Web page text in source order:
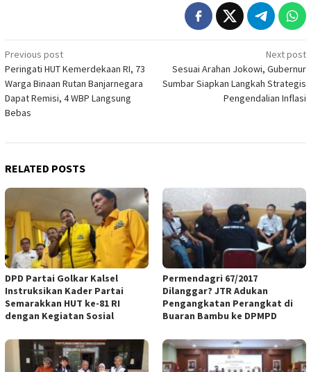
Post
navigation
Previous post
Peringati HUT Kemerdekaan RI, 73
Warga Binaan Rutan Banjarnegara
Dapat Remisi, 4 WBP Langsung
Bebas
Next post
Sesuai Arahan Jokowi, Gubernur
Sumbar Siapkan Langkah Strategis
Pengendalian Inflasi
RELATED POSTS
DPD Partai Golkar Kalsel
Instruksikan Kader Partai
Semarakkan HUT ke-81 RI
dengan Kegiatan Sosial
Permendagri 67/2017
Dilanggar? JTR Adukan
Pengangkatan Perangkat di
Buaran Bambu ke DPMPD